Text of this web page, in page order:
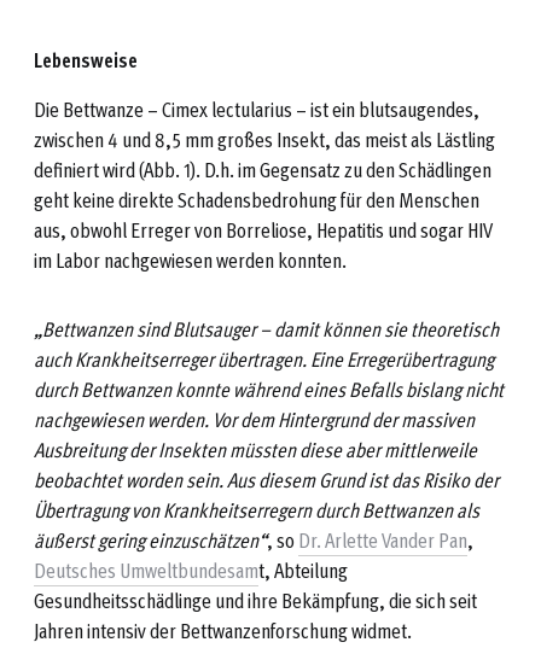
Lebensweise
Die Bettwanze – Cimex lectularius – ist ein blutsaugendes,
zwischen 4 und 8,5 mm großes Insekt, das meist als Lästling
definiert wird (Abb. 1). D.h. im Gegensatz zu den Schädlingen
geht keine direkte Schadensbedrohung für den Menschen
aus, obwohl Erreger von Borreliose, Hepatitis und sogar HIV
im Labor nachgewiesen werden konnten.
„Bettwanzen sind Blutsauger – damit können sie theoretisch
auch Krankheitserreger übertragen. Eine Erregerübertragung
durch Bettwanzen konnte während eines Befalls bislang nicht
nachgewiesen werden. Vor dem Hintergrund der massiven
Ausbreitung der Insekten müssten diese aber mittlerweile
beobachtet worden sein. Aus diesem Grund ist das Risiko der
Übertragung von Krankheitserregern durch Bettwanzen als
äußerst gering einzuschätzen“, soDr. Arlette Vander Pan,
Deutsches Umweltbundesamt, Abteilung
Gesundheitsschädlinge und ihre Bekämpfung, die sich seit
Jahren intensiv der Bettwanzenforschung widmet.